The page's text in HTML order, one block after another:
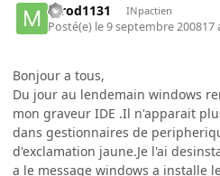
mrod1131 INpactien
Posté(e) le 9 septembre 200817
Bonjour a tous,
Du jour au lendemain windows
mon graveur IDE .Il n'apparait
dans gestionnaires de
d'exclamation jaune.Je l'ai
a le message windows a installe